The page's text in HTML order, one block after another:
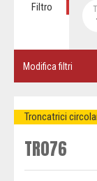
Filtro
Modifica filtri
Troncatrici
TR076